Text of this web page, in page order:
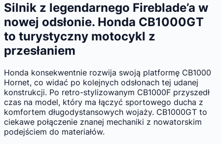
Silnik z legendarnego Fireblade’a w
nowej odsłonie. Honda CB1000GT
to turystyczny motocykl z
przesłaniem
Honda konsekwentnie rozwija swoją platformę CB1000
Hornet, co widać po kolejnych odsłonach tej udanej
konstrukcji. Po retro-stylizowanym CB1000F przyszedł
czas na model, który ma łączyć sportowego ducha z
komfortem długodystansowych wojaży. CB1000GT to
ciekawe połączenie znanej mechaniki z nowatorskim
podejściem do materiałów.